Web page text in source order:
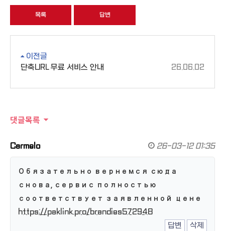
목록 답변
이전글
단축URL 무료 서비스 안내
26.06.02
댓글목록
Carmelo 26-03-12 01:35
Обязательно вернемся сюда
снова, сервис полностью
соответствует заявленной цене
https://paklink.pro/brandies572948
답변
삭제